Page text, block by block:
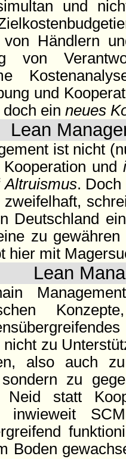
und
von Händlern
von
und
ein neues
Lean
ist nicht
und
Altruismus. Doch
zweifelhaft,
Deutschland
zu
hier mit
Lean
nicht zu
also auch
zu
Neid statt
inwieweit
Boden